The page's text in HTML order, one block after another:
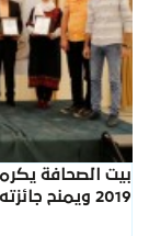
بيت الصحافة يكرم
2019 ويمنح جائزته التقديرية للكُتَّاب للكاتب طلال عوكل